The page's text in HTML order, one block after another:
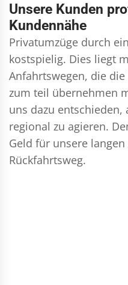
Unsere Kunden
Kundennähe
Privatumzüge durch
kostspielig. Dies liegt
Anfahrtswegen, die
zum teil übernehmen
uns dazu
regional zu agieren.
Geld für unsere
Rückfahrtsweg.